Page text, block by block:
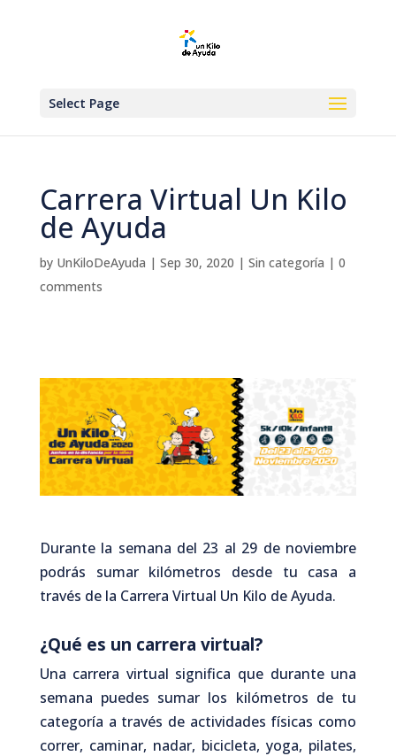
Select Page
Carrera Virtual Un Kilo
de Ayuda
by UnKiloDeAyuda | Sep 30, 2020 | Sin categoría | 0
comments
Durante la semana del 23 al 29 de noviembre
podrás sumar kilómetros desde tu casa a
través de la Carrera Virtual Un Kilo de Ayuda.
¿Qué es un carrera virtual?
Una carrera virtual significa que durante una
semana puedes sumar los kilómetros de tu
categoría a través de actividades físicas como
correr, caminar, nadar, bicicleta, yoga, pilates,